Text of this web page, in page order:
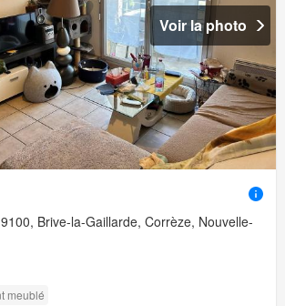
Voir la photo
Brive-la-Gaillarde, Corrèze, Nouvelle-
meublé